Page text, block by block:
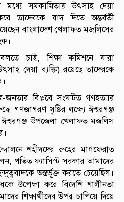
মধ্যে সমকামিতায় উৎসাহ দেয়া
তাদেরকে বাদ দিতে অন্তর্বর্তী
বাংলাদেশ খেলাফত মজলিসের
চাই, শিক্ষা কমিশনে যারা
দেয়া ব্যক্তি) রয়েছে তাদেরকে
জনতার বিপ্লবে সংঘটিত গণহত্যার
গণজাগরণ সৃষ্টির লক্ষ্যে ঈশ্বরগঞ্জ
ঈশ্বরগঞ্জ উপজেলা খেলাফত মজলিস
শহীদদের রুহের মাগফেরাত
পতিত ফ্যাসিস্ট সরকার আমাদের
অন্তর্ভূক্ত করতে চেয়েছিল।
উপেক্ষা করে বিদেশি শালীনতা
শিক্ষার্থীদের উপর চাপিয়ে দিয়ে